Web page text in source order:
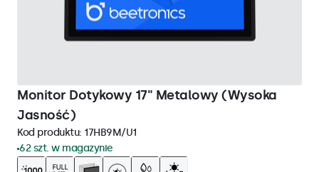
Monitor Dotykowy 17" Metalowy (Wysoka
Jasność)
Kod produktu: 17HB9M/U1
62 szt. w magazynie